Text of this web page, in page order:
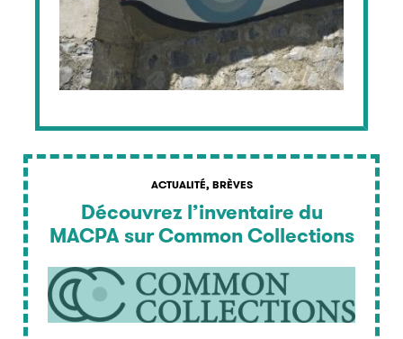
ACTUALITÉ, BRÈVES
Découvrez l’inventaire du
MACPA sur Common Collections